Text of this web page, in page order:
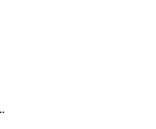
wieder her.